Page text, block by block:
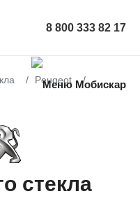
8 800 333 82 17
Peugeot
стекла